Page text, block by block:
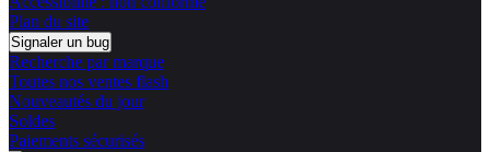
Plan du site
Signaler un bug
Recherche par marque
Toutes nos ventes flash
Nouveautés du jour
Soldes
Paiements sécurisés